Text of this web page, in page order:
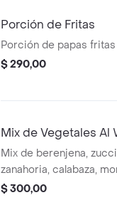
Porción de Fritas
Porción de papas
$ 290,00
Mix de Vegetales Al
Mix de berenjena,
zanahoria, calabaza,
y cebolla al wok.
$ 300,00